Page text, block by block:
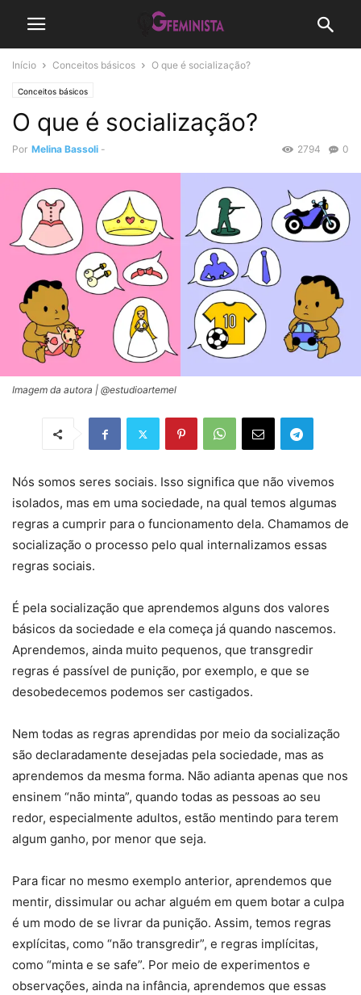
Início Conceitos básicos O que é socialização?
Conceitos básicos
O que é socialização?
Por Melina Bassoli - 0
2794
Imagem da autora | @estudioartemel
Nós somos seres sociais. Isso significa que não vivemos
isolados, mas em uma sociedade, na qual temos algumas
regras a cumprir para o funcionamento dela. Chamamos de
socialização o processo pelo qual internalizamos essas
regras sociais.
É pela socialização que aprendemos alguns dos valores
básicos da sociedade e ela começa já quando nascemos.
Aprendemos, ainda muito pequenos, que transgredir
regras é passível de punição, por exemplo, e que se
desobedecemos podemos ser castigados.
Nem todas as regras aprendidas por meio da socialização
são declaradamente desejadas pela sociedade, mas as
aprendemos da mesma forma. Não adianta apenas que nos
ensinem “não minta”, quando todas as pessoas ao seu
redor, especialmente adultos, estão mentindo para terem
algum ganho, por menor que seja.
Para ficar no mesmo exemplo anterior, aprendemos que
mentir, dissimular ou achar alguém em quem botar a culpa
é um modo de se livrar da punição. Assim, temos regras
explícitas, como “não transgredir”, e regras implícitas,
como “minta e se safe”. Por meio de experimentos e
observações, ainda na infância, aprendemos que essas